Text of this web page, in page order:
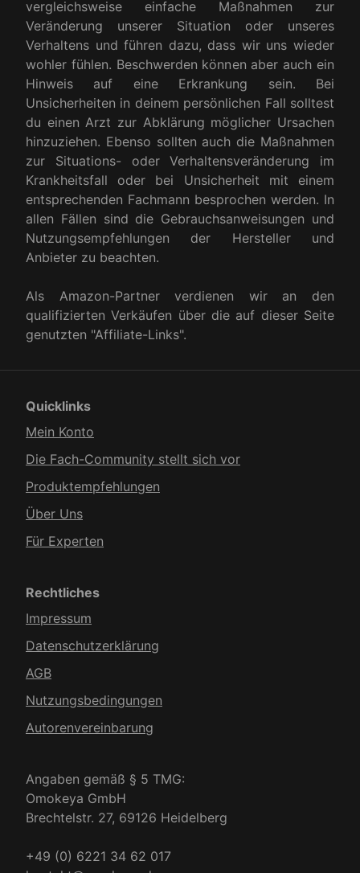
vergleichsweise einfache Maßnahmen zur
Veränderung unserer Situation oder unseres
Verhaltens und führen dazu, dass wir uns wieder
wohler fühlen. Beschwerden können aber auch ein
Hinweis auf eine Erkrankung sein. Bei
Unsicherheiten in deinem persönlichen Fall solltest
du einen Arzt zur Abklärung möglicher Ursachen
hinzuziehen. Ebenso sollten auch die Maßnahmen
zur Situations- oder Verhaltensveränderung im
Krankheitsfall oder bei Unsicherheit mit einem
entsprechenden Fachmann besprochen werden. In
allen Fällen sind die Gebrauchsanweisungen und
Nutzungsempfehlungen der Hersteller und
Anbieter zu beachten.
Als Amazon-Partner verdienen wir an den
qualifizierten Verkäufen über die auf dieser Seite
genutzten "Affiliate-Links".
Quicklinks
Mein Konto
Die Fach-Community stellt sich vor
Produkt­empfehlungen
Über Uns
Für Experten
Rechtliches
Impressum
Datenschutzerklärung
AGB
Nutzungsbedingungen
Autorenvereinbarung
Angaben gemäß § 5 TMG:
Omokeya GmbH
Brechtelstr. 27, 69126 Heidelberg
+49 (0) 6221 34 62 017